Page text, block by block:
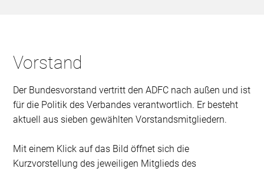
Vorstand
Der Bundesvorstand vertritt den ADFC nach außen und ist
für die Politik des Verbandes verantwortlich. Er besteht
aktuell aus sieben gewählten Vorstandsmitgliedern.
Mit einem Klick auf das Bild öffnet sich die
Kurzvorstellung des jeweiligen Mitglieds des